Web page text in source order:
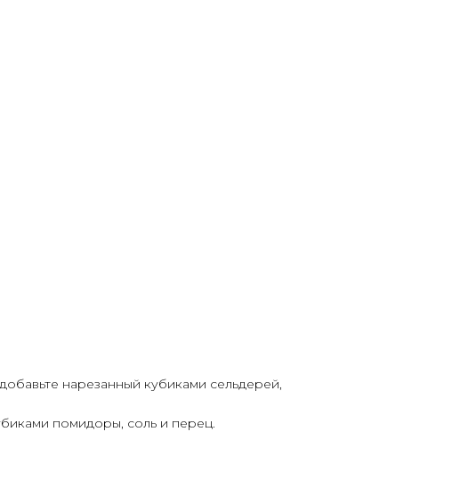
нарезанный кубиками сельдерей,
помидоры, соль и перец.